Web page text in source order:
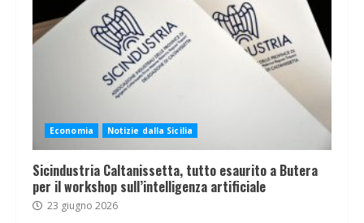
Economia Notizie dalla Sicilia
Sicindustria Caltanissetta, tutto esaurito a Butera
per il workshop sull’intelligenza artificiale
23 giugno 2026